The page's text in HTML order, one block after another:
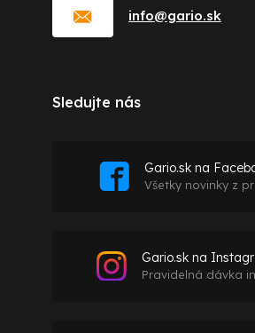
info@gario.sk
Sledujte nás
Gario.sk na
Všetky novinky z
Gario.sk na
Pravidelná dávka